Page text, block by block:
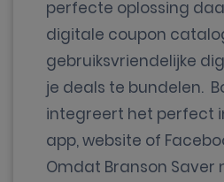
perfecte oplossing
digitale coupon
gebruiksvriendelijke
je deals te bundelen.
integreert het perfect
app, website of
Omdat Branson Saver